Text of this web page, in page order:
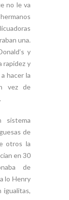
no le va
una.
y
rapidez y
hacer la
vez de
sistema
de
otros la
en 30
de
lo Henry
igualitas,